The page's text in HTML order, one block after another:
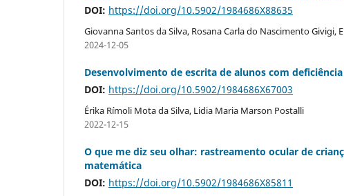
DOI: https://doi.org/10.5902/1984686X88635
Giovanna Santos da Silva, Rosana Carla do Nascimento Givigi,
2024-12-05
Desenvolvimento de escrita de alunos com
DOI: https://doi.org/10.5902/1984686X67003
Érika Rímoli Mota da Silva, Lidia Maria Marson Postalli
2022-12-15
O que me diz seu olhar: rastreamento ocular de
matemática
DOI: https://doi.org/10.5902/1984686X85811